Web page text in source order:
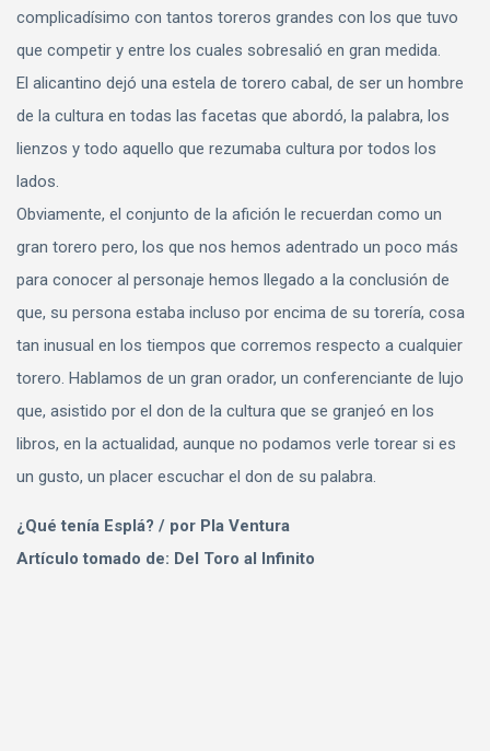
complicadísimo con tantos toreros grandes con los que tuvo
que competir y entre los cuales sobresalió en gran medida.
El alicantino dejó una estela de torero cabal, de ser un hombre
de la cultura en todas las facetas que abordó, la palabra, los
lienzos y todo aquello que rezumaba cultura por todos los
lados.
Obviamente, el conjunto de la afición le recuerdan como un
gran torero pero, los que nos hemos adentrado un poco más
para conocer al personaje hemos llegado a la conclusión de
que, su persona estaba incluso por encima de su torería, cosa
tan inusual en los tiempos que corremos respecto a cualquier
torero. Hablamos de un gran orador, un conferenciante de lujo
que, asistido por el don de la cultura que se granjeó en los
libros, en la actualidad, aunque no podamos verle torear si es
un gusto, un placer escuchar el don de su palabra.
¿Qué tenía Esplá? / por Pla Ventura
Artículo tomado de: Del Toro al Infinito